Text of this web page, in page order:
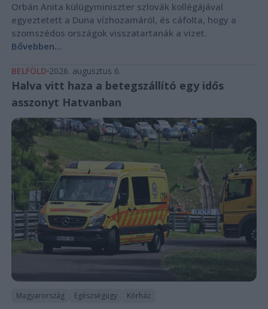
Orbán Anita külügyminiszter szlovák kollégájával
egyeztetett a Duna vízhozamáról, és cáfolta, hogy a
szomszédos országok visszatartanák a vizet.
Bővebben...
BELFÖLD 2026. augusztus 6.
Halva vitt haza a betegszállító egy idős
asszonyt Hatvanban
Magyarország Egészségügy Kórház